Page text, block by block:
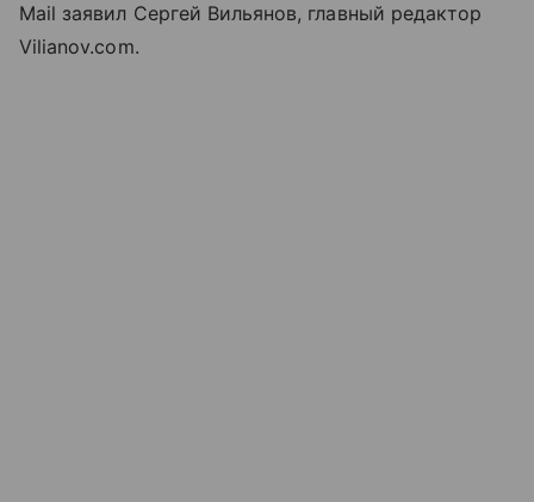
Mail заявил Сергей Вильянов, главный редактор
Vilianov.com.